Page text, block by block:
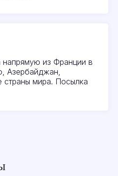
из Франции в
Азербайджан,
страны мира. Посылка